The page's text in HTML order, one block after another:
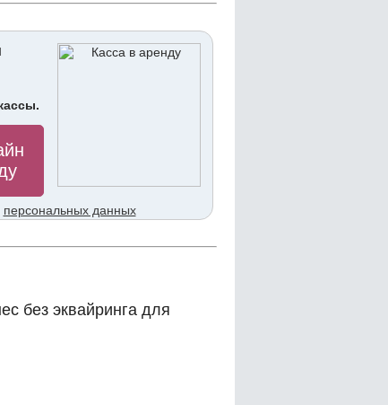
персональных данных
без эквайринга для